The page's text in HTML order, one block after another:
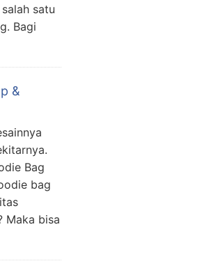
satu
Bagi
&
Bag
bag
Maka bisa